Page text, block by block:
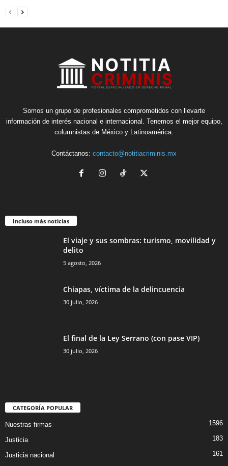
Somos un grupo de profesionales comprometidos con llevarte
información de interés nacional e internacional. Tenemos el mejor equipo,
columnistas de México y Latinoamérica.
Contáctanos: contacto@notitiacriminis.mx
Incluso más noticias
El viaje y sus sombras: turismo, movilidad y
delito
5 agosto, 2026
Chiapas, víctima de la delincuencia
30 julio, 2026
El final de la Ley Serrano (con pase VIP)
30 julio, 2026
CATEGORÍA POPULAR
Nuestras firmas 1596
Justicia 183
Justicia nacional
161